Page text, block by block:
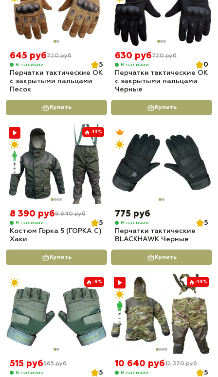
645 руб720 руб
В наличии
5
Перчатки тактические OK
с закрытыми пальцами
Песок
Купить
630 руб720 руб
В наличии
0
Перчатки тактические OK
с закрытыми пальцами
Черные
Купить
-13%
8 390 руб9 640 руб
В наличии
5
Костюм Горка 5 (ГОРКА С)
Хаки
Купить
775 руб
В наличии
5
Перчатки тактические
BLACKHAWK Черные
Купить
-9%
515 руб565 руб
В наличии
5
-14%
10 640 руб12 370 руб
В наличии
5